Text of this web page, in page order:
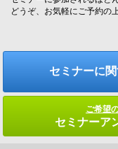
どうぞ、お気軽にご予約の
セミナーに
ご希望
セミナーア